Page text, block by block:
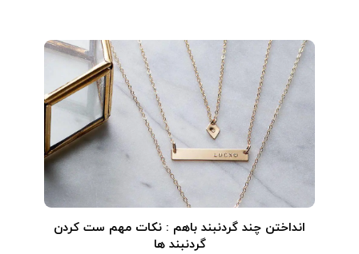
انداختن چند گردنبند باهم : نکات مهم ست کردن
گردنبند ها